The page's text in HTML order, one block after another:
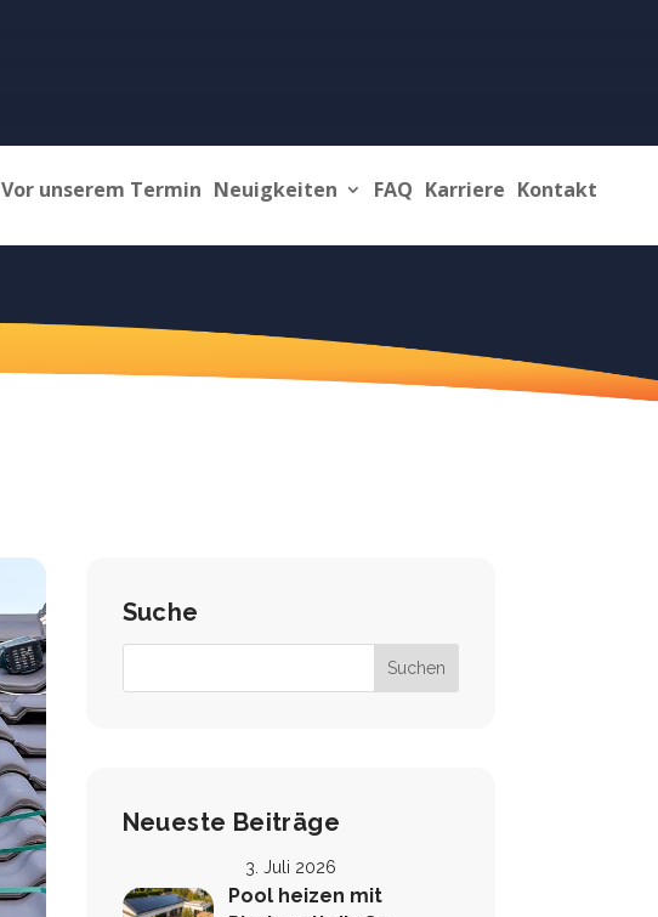
Vor unserem Termin Neuigkeiten FAQ Karriere Kontakt
Suche
Neueste Beiträge
Pool heizen mit
3. Juli 2026